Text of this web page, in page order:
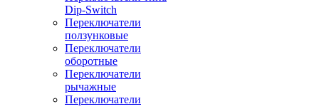
Dip-Switch
Переключатели
ползунковые
Переключатели
оборотные
Переключатели
рычажные
Переключатели